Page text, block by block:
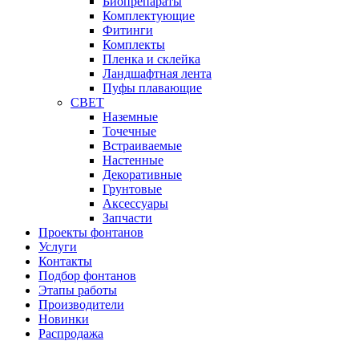
Комплектующие
Фитинги
Комплекты
Пленка и склейка
Ландшафтная лента
Пуфы плавающие
СВЕТ
Наземные
Точечные
Встраиваемые
Настенные
Декоративные
Грунтовые
Аксессуары
Запчасти
Проекты фонтанов
Услуги
Контакты
Подбор фонтанов
Этапы работы
Производители
Новинки
Распродажа